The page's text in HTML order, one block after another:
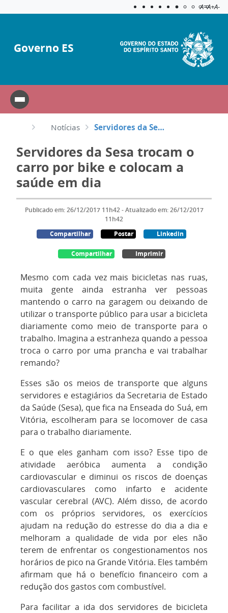
Aplicar
A=A+A-
Governo ES
Notícias Servidores da Sesa trocam o carro por bike e colocam a saúde em dia
Servidores da Sesa trocam o
carro por bike e colocam a
saúde em dia
Publicado em: 26/12/2017 11h42 - Atualizado em: 26/12/2017
11h42
Compartilhar
Postar Linkedin
Compartilhar Imprimir
Mesmo com cada vez mais bicicletas nas ruas,
muita gente ainda estranha ver pessoas
mantendo o carro na garagem ou deixando de
utilizar o transporte público para usar a bicicleta
diariamente como meio de transporte para o
trabalho. Imagina a estranheza quando a pessoa
troca o carro por uma prancha e vai trabalhar
remando?
Esses são os meios de transporte que alguns
servidores e estagiários da Secretaria de Estado
da Saúde (Sesa), que fica na Enseada do Suá, em
Vitória, escolheram para se locomover de casa
para o trabalho diariamente.
E o que eles ganham com isso? Esse tipo de
atividade aeróbica aumenta a condição
cardiovascular e diminui os riscos de doenças
cardiovasculares como infarto e acidente
vascular cerebral (AVC). Além disso, de acordo
com os próprios servidores, os exercícios
ajudam na redução do estresse do dia a dia e
melhoram a qualidade de vida por eles não
terem de enfrentar os congestionamentos nos
horários de pico na Grande Vitória. Eles também
afirmam que há o benefício financeiro com a
redução dos gastos com combustível.
Para facilitar a ida dos servidores de bicicleta